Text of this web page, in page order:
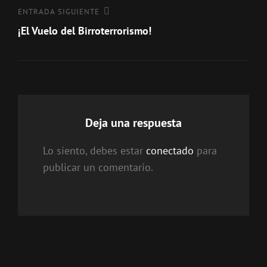
Entrada
siguiente
ENTRADA SIGUIENTE
¡El Vuelo del Birroterrorismo!
Deja una respuesta
Lo siento, debes estar conectado para
publicar un comentario.